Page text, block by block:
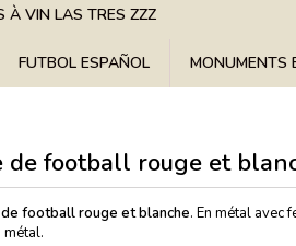
À VIN LAS TRES ZZZ
FUTBOL ESPAÑOL MONUMENTS
de football rouge et
football rouge et blanche. En métal avec
métal.